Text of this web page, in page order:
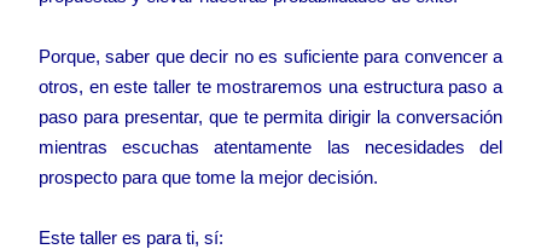
Porque, saber que decir no es suficiente para convencer a
otros, en este taller te mostraremos una estructura paso a
paso para presentar, que te permita dirigir la conversación
mientras escuchas atentamente las necesidades del
prospecto para que tome la mejor decisión.
Este taller es para ti, sí: